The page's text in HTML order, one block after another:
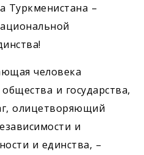
Туркменистана –
человека
и государства,
олицетворяющий
и
и единства, –